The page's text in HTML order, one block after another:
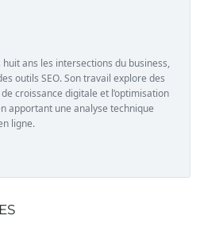
ans les intersections du business,
outils SEO. Son travail explore des
croissance digitale et l’optimisation
apportant une analyse technique
ligne.